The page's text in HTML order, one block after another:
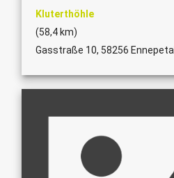
Kluterthöhle
(58,4 km)
Gasstraße 10, 58256 Ennepetal